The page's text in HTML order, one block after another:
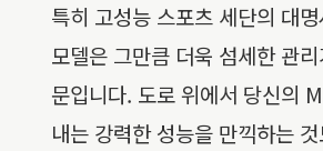
특히 고성능 스포츠 세단의 대
모델은 그만큼 더욱 섬세한 관
문입니다. 도로 위에서 당신의
내는 강력한 성능을 만끽하는